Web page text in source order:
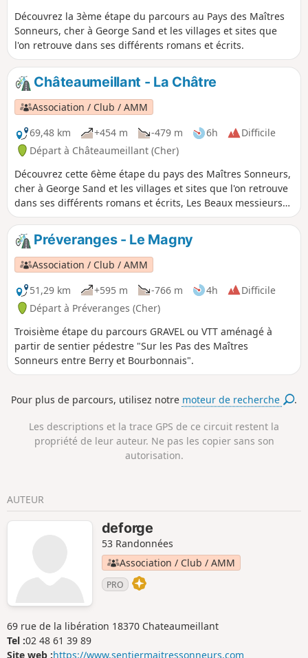
Découvrez la 3ème étape du parcours au Pays des Maîtres
Sonneurs, cher à George Sand et les villages et sites que
l'on retrouve dans ses différents romans et écrits.
Châteaumeillant - La Châtre
Association / Club / AMM
69,48 km
+454 m -479 m 6h
Difficile
Départ à Châteaumeillant (Cher)
Découvrez cette 6ème étape du pays des Maîtres Sonneurs,
cher à George Sand et les villages et sites que l'on retrouve
dans ses différents romans et écrits, Les Beaux messieurs
de Bois doré, Mauprat, et Les Maîtres Sonneurs trame
principale du parcours.
Préveranges - Le Magny
Association / Club / AMM
51,29 km
+595 m -766 m 4h
Difficile
Départ à Préveranges (Cher)
Troisième étape du parcours GRAVEL ou VTT aménagé à
partir de sentier pédestre "Sur les Pas des Maîtres
Sonneurs entre Berry et Bourbonnais".
Pour plus de parcours, utilisez notre moteur de recherche .
Les descriptions et la trace GPS de ce circuit restent la
propriété de leur auteur. Ne pas les copier sans son
autorisation.
AUTEUR
deforge
53 Randonnées
Association / Club / AMM
PRO
69 rue de la libération 18370 Chateaumeillant
Tel :02 48 61 39 89
Site web :https://www.sentiermaitressonneurs.com